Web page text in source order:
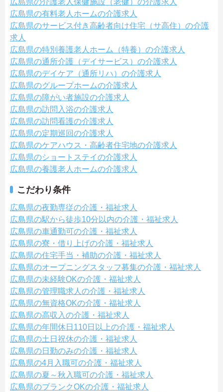
広島県の有料老人ホームの介護求人
広島県のサービス付き高齢者向け住宅（サ高住）の介護
求人
広島県の特別養護老人ホーム（特養）の介護求人
広島県の通所介護（デイサービス）の介護求人
広島県のデイケア（通所リハ）の介護求人
広島県のグループホームの介護求人
広島県の障がい者施設の介護求人
広島県の訪問入浴の介護求人
広島県の訪問看護の介護求人
広島県の定期巡回の介護求人
広島県のケアハウス・高齢者住宅地の介護求人
広島県のショートステイの介護求人
広島県の養護老人ホームの介護求人
こだわり条件
広島県の夜勤専従の介護・福祉求人
広島県の駅から徒歩10分以内の介護・福祉求人
広島県の車通勤可の介護・福祉求人
広島県の寮・借り上げの介護・福祉求人
広島県の住宅手当・補助の介護・福祉求人
広島県のオープニングスタッフ募集の介護・福祉求人
広島県の未経験OKの介護・福祉求人
広島県の管理職求人の介護・福祉求人
広島県の無資格OKの介護・福祉求人
広島県の高収入の介護・福祉求人
広島県の年間休日110日以上の介護・福祉求人
広島県の土日祝休の介護・福祉求人
広島県の日勤のみの介護・福祉求人
広島県の4月入職可の介護・福祉求人
広島県の夏～秋入職可の介護・福祉求人
広島県のブランクOKの介護・福祉求人